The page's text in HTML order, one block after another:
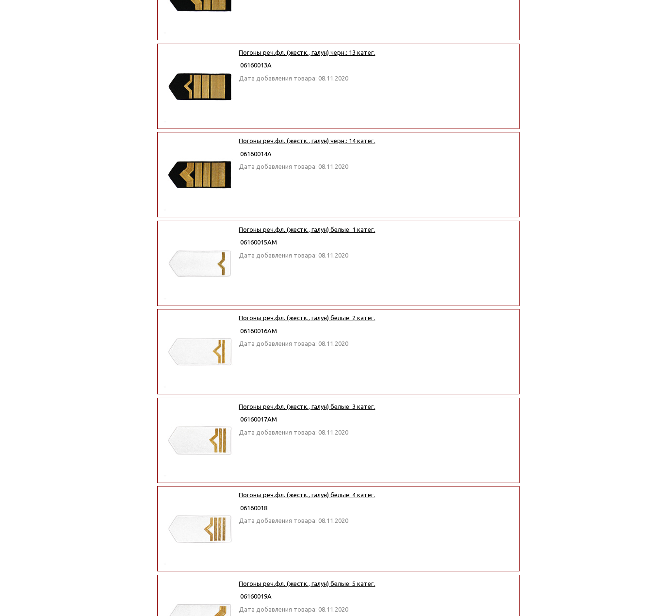
Погоны реч.фл. (жестк., галун) черн.: 13 катег.
06160013А
Дата добавления товара: 08.11.2020
Погоны реч.фл. (жестк., галун) черн.: 14 катег.
06160014А
Дата добавления товара: 08.11.2020
Погоны реч.фл. (жестк., галун) белые: 1 катег.
06160015АМ
Дата добавления товара: 08.11.2020
Погоны реч.фл. (жестк., галун) белые: 2 катег.
06160016АМ
Дата добавления товара: 08.11.2020
Погоны реч.фл. (жестк., галун) белые: 3 катег.
06160017АМ
Дата добавления товара: 08.11.2020
Погоны реч.фл. (жестк., галун) белые: 4 катег.
06160018
Дата добавления товара: 08.11.2020
Погоны реч.фл. (жестк., галун) белые: 5 катег.
06160019А
Дата добавления товара: 08.11.2020